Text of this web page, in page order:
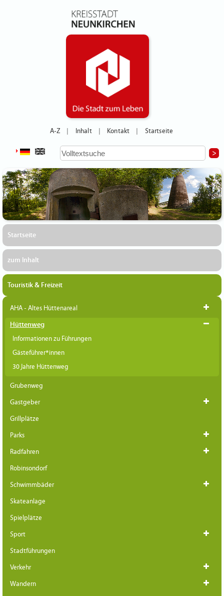
A-Z Inhalt Kontakt Startseite
Startseite
zum Inhalt
Touristik & Freizeit
AHA - Altes Hüttenareal
Hüttenweg
Informationen zu Führungen
Gästeführer*innen
30 Jahre Hüttenweg
Grubenweg
Gastgeber
Grillplätze
Parks
Radfahren
Robinsondorf
Schwimmbäder
Skateanlage
Spielplätze
Sport
Stadtführungen
Verkehr
Wandern